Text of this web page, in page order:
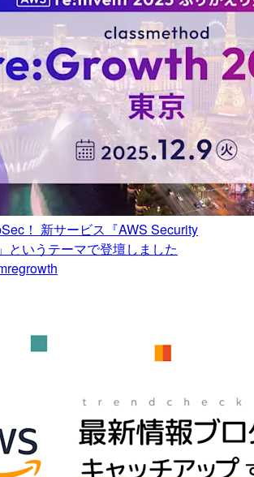
！ 新サービス『AWS Security
というテーマで登壇しました